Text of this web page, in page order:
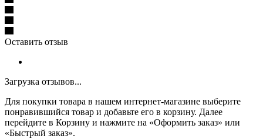
Оставить отзыв
Загрузка отзывов...
Для покупки товара в нашем интернет-магазине выберите
понравившийся товар и добавьте его в корзину. Далее
перейдите в Корзину и нажмите на «Оформить заказ» или
«Быстрый заказ».